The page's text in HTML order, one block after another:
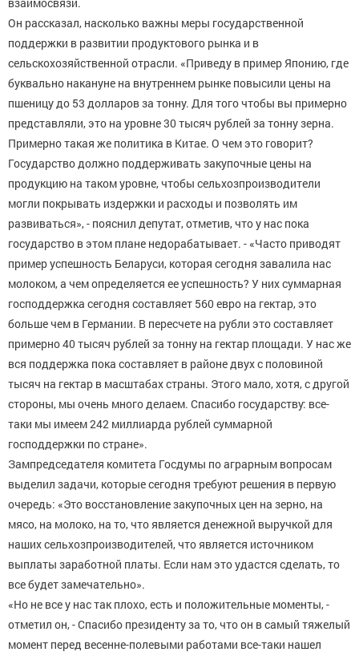
Он рассказал, насколько важны меры государственной
поддержки в развитии продуктового рынка и в
сельскохозяйственной отрасли. «Приведу в пример Японию, где
буквально накануне на внутреннем рынке повысили цены на
пшеницу до 53 долларов за тонну. Для того чтобы вы примерно
представляли, это на уровне 30 тысяч рублей за тонну зерна.
Примерно такая же политика в Китае. О чем это говорит?
Государство должно поддерживать закупочные цены на
продукцию на таком уровне, чтобы сельхозпроизводители
могли покрывать издержки и расходы и позволять им
развиваться», - пояснил депутат, отметив, что у нас пока
государство в этом плане недорабатывает. - «Часто приводят
пример успешность Беларуси, которая сегодня завалила нас
молоком, а чем определяется ее успешность? У них суммарная
господдержка сегодня составляет 560 евро на гектар, это
больше чем в Германии. В пересчете на рубли это составляет
примерно 40 тысяч рублей за тонну на гектар площади. У нас же
вся поддержка пока составляет в районе двух с половиной
тысяч на гектар в масштабах страны. Этого мало, хотя, с другой
стороны, мы очень много делаем. Спасибо государству: все-
таки мы имеем 242 миллиарда рублей суммарной
господдержки по стране».
Зампредседателя комитета Госдумы по аграрным вопросам
выделил задачи, которые сегодня требуют решения в первую
очередь: «Это восстановление закупочных цен на зерно, на
мясо, на молоко, на то, что является денежной выручкой для
наших сельхозпроизводителей, что является источником
выплаты заработной платы. Если нам это удастся сделать, то
все будет замечательно».
«Но не все у нас так плохо, есть и положительные моменты, -
отметил он, - Спасибо президенту за то, что он в самый тяжелый
момент перед весенне-полевыми работами все-таки нашел